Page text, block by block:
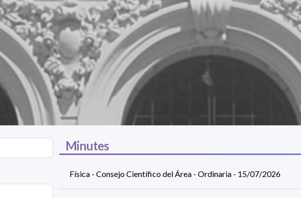
Minutes
Física - Consejo Científico del Área - Ordinaria - 15/07/2026